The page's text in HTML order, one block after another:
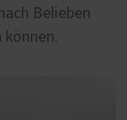
Belieben
können.